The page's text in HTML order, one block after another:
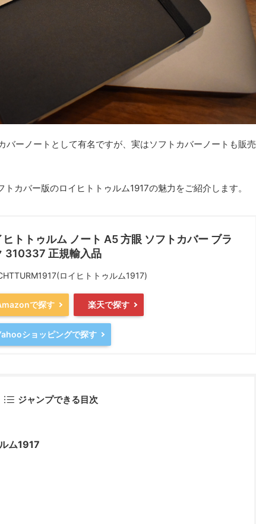
バーノートとして有名ですが、実はソフトカバーノートも販売
カバー版のロイヒトトゥルム1917の魅力をご紹介します。
ヒトトゥルム ノート A5 方眼 ソフトカバー ブラ
310337 正規輸入品
ロイヒトトゥルム1917)
で探す 楽天で探す
ショッピングで探す
ジャンプできる目次
ム1917